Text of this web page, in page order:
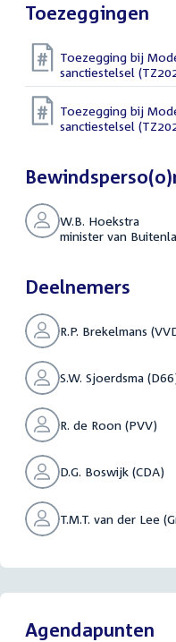
Toezeggingen
Toezegging bij
sanctiestelsel
Toezegging bij
sanctiestelsel
W.B. Hoekstra
minister van
Deelnemers
R.P. Brekelmans
S.W. Sjoerdsma
R. de Roon (PVV)
D.G. Boswijk (CDA)
T.M.T. van der Lee
Agendapunten